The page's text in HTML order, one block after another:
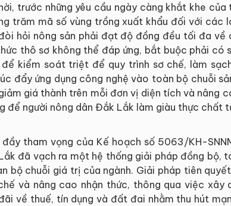
trước những yêu cầu ngày càng khắt khe
trăm mã số vùng trồng xuất khẩu đối với các
hỏi nông sản phải đạt độ đồng đều tối đa về
thô sơ không thể đáp ứng, bắt buộc phải có
kiểm soát triệt để quy trình sơ chế, làm
đẩy ứng dụng công nghệ vào toàn bộ chuỗi
giá thành trên mỗi đơn vị diện tích và nâng
để người nông dân Đắk Lắk làm giàu thực chất
tham vọng của Kế hoạch số 5063/KH-
đã vạch ra một hệ thống giải pháp đồng bộ,
bộ chuỗi giá trị của ngành. Giải pháp tiên
và nâng cao nhận thức, thông qua việc xây
về thuế, tín dụng và đất đai nhằm thu hút